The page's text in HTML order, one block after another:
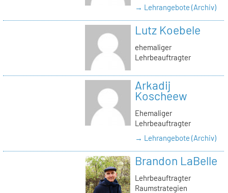
→ Lehrangebote (Archiv)
Lutz Koebele
ehemaliger
Lehrbeauftragter
Arkadij
Koscheew
Ehemaliger
Lehrbeauftragter
→ Lehrangebote (Archiv)
Brandon LaBelle
Lehrbeauftragter
Raumstrategien